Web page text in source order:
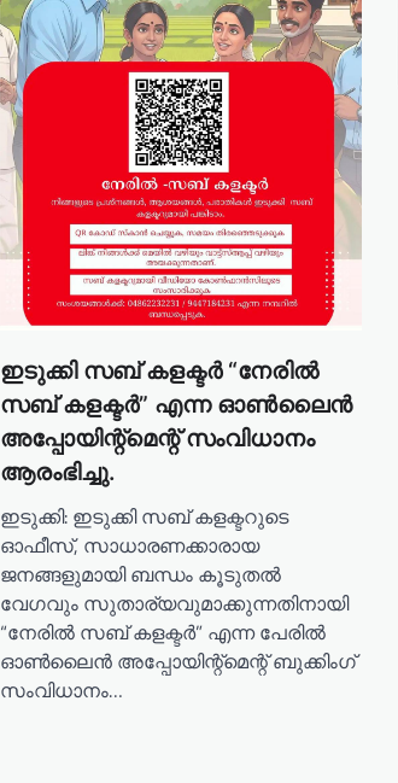
ഇടുക്കി സബ് കളക്ടർ “നേരിൽ
സബ് കളക്ടർ” എന്ന ഓൺലൈൻ
അപ്പോയിന്റ്മെന്റ് സംവിധാനം
ആരംഭിച്ചു.
ഇടുക്കി: ഇടുക്കി സബ് കളക്ടറുടെ
ഓഫീസ്, സാധാരണക്കാരായ
ജനങ്ങളുമായി ബന്ധം കൂടുതൽ
വേഗവും സുതാര്യവുമാക്കുന്നതിനായി
“നേരിൽ സബ് കളക്ടർ” എന്ന പേരിൽ
ഓൺലൈൻ അപ്പോയിന്റ്മെന്റ് ബുക്കിംഗ്
സംവിധാനം…